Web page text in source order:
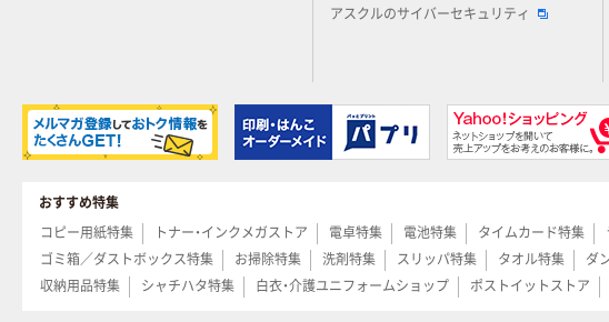
アスクルのサイバーセキュリティ
おすすめ特集
コピー用紙特集
トナー・インクメガストア 電卓特集 電池特集 タイムカード特集
ゴミ箱／ダストボックス特集
お掃除特集 洗剤特集 スリッパ特集 タオル特集 ダ
収納用品特集
シャチハタ特集 白衣・介護ユニフォームショップ ポストイットストア